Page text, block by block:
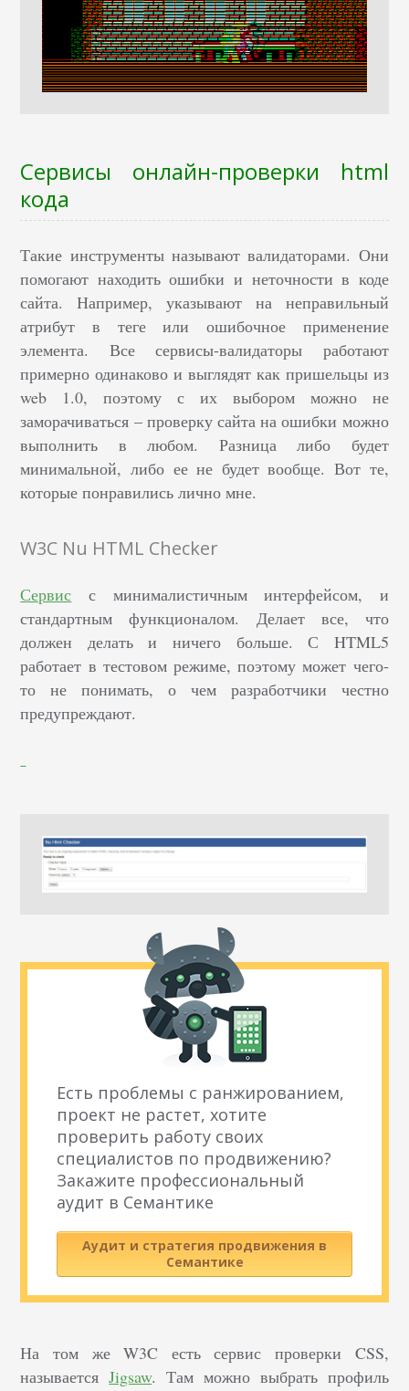
Сервисы онлайн-проверки html
кода
Такие инструменты называют валидаторами. Они
помогают находить ошибки и неточности в коде
сайта. Например, указывают на неправильный
атрибут в теге или ошибочное применение
элемента. Все сервисы-валидаторы работают
примерно одинаково и выглядят как пришельцы из
web 1.0, поэтому с их выбором можно не
заморачиваться – проверку сайта на ошибки можно
выполнить в любом. Разница либо будет
минимальной, либо ее не будет вообще. Вот те,
которые понравились лично мне.
W3C Nu HTML Checker
Сервис с минималистичным интерфейсом, и
стандартным функционалом. Делает все, что
должен делать и ничего больше. С HTML5
работает в тестовом режиме, поэтому может чего-
то не понимать, о чем разработчики честно
предупреждают.
Есть проблемы с ранжированием,
проект не растет, хотите
проверить работу своих
специалистов по продвижению?
Закажите профессиональный
аудит в Семантике
Аудит и стратегия продвижения в
Семантике
На том же W3C есть сервис проверки CSS,
называетсяJigsaw. Там можно выбрать профиль